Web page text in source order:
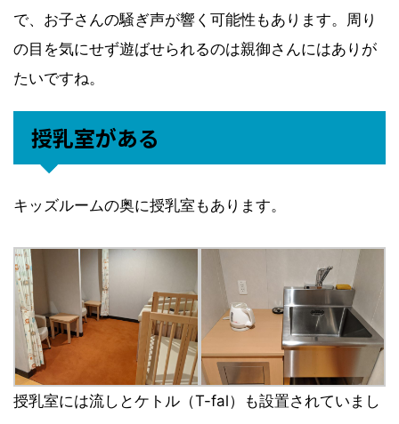
で、お子さんの騒ぎ声が響く可能性もあります。周り
の目を気にせず遊ばせられるのは親御さんにはありが
たいですね。
授乳室がある
キッズルームの奥に授乳室もあります。
授乳室には流しとケトル（T-fal）も設置されていまし